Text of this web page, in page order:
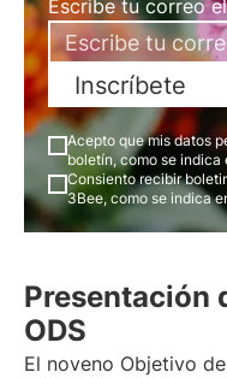
Escribe tu correo
Inscríbete
Acepto que mis datos
boletín, como se indica
Consiento recibir
3Bee, como se indica
Presentación
ODS
El noveno Objetivo